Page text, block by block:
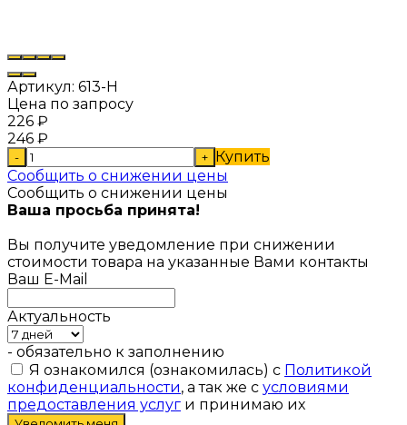
Артикул: 613-Н
Цена по запросу
226 ₽
246 ₽
- + Купить
Сообщить о снижении цены
Сообщить о снижении цены
Ваша просьба принята!
Вы получите уведомление при снижении
стоимости товара на указанные Вами контакты
Ваш E-Mail
Актуальность
- обязательно к заполнению
Я ознакомился (ознакомилась) с Политикой
конфиденциальности, а так же с условиями
предоставления услуг и принимаю их